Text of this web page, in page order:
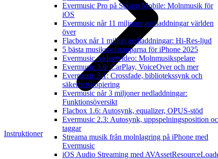
Evermusic Pro på Setapp Mobile: Molnmusik för
iOS
Evermusic når 11 miljoner nedladdningar världen
över
Flacbox når 1 miljon nedladdningar: Hi-Res-ljud
5 bästa musikspelarapparna för iPhone 2025
Evermusic reklamvideo: Molnmusikspelare
Evermusic 3.6: CarPlay, VoiceOver och mer
Evermusic 3.1: Crossfade, bibliotekssynk och
säkerhetskopiering
Evermusic når 3 miljoner nedladdningar:
Funktionsöversikt
Flacbox 1.6: Autosynk, equalizer, OPUS-stöd
Evermusic 2.3: Autosynk, uppspelningsposition
taggar
Streama musik från molnlagring på iPhone med
Evermusic
iOS Audio Streaming med
Instruktioner